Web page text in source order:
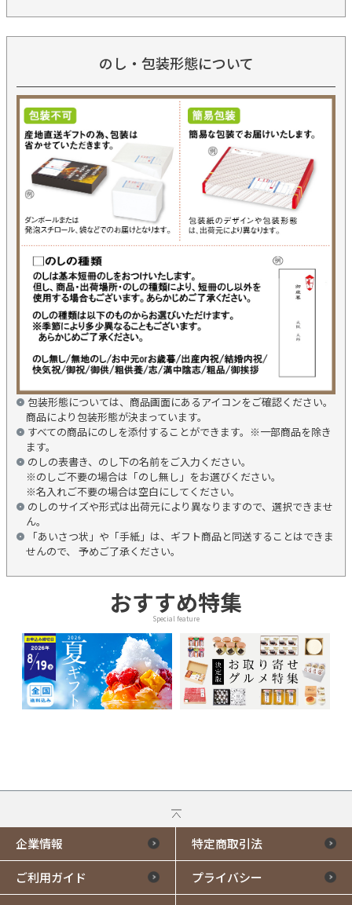
のし・包装形態について
包装形態については、商品画面にあるアイコンをご確認ください。
商品により包装形態が決まっています。
すべての商品にのしを添付することができます。※一部商品を除き
ます。
のしの表書き、のし下の名前をご入力ください。
※のしご不要の場合は「のし無し」をお選びください。
※名入れご不要の場合は空白にしてください。
のしのサイズや形式は出荷元により異なりますので、選択できませ
ん。
「あいさつ状」や「手紙」は、ギフト商品と同送することはできま
せんので、 予めご了承ください。
おすすめ特集
Special feature
企業情報 特定商取引法
ご利用ガイド プライバシー